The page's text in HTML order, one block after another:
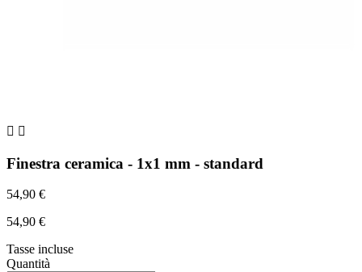
 
Finestra ceramica - 1x1 mm - standard
54,90 €
54,90 €
Tasse incluse
Quantità